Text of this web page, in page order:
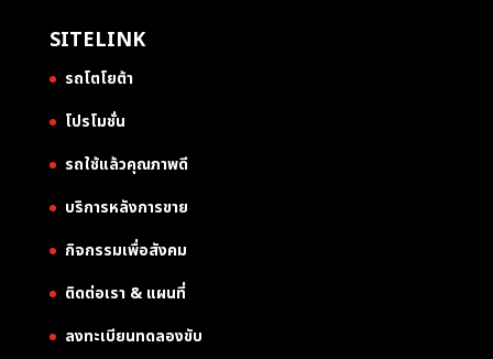
SITELINK
รถโตโยต้า
โปรโมชั่น
รถใช้แล้วคุณภาพดี
บริการหลังการขาย
กิจกรรมเพื่อสังคม
ติดต่อเรา & แผนที่
ลงทะเบียนทดลองขับ